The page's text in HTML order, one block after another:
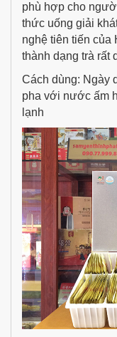
phù hợp cho
thức uống giải
nghệ tiên tiến của
thành dạng trà rất
Cách dùng: Ngày
pha với nước ấm
lạnh